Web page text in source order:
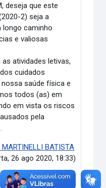
deseja que este
2) seja a
longo caminho
e valiosas
atividades letivas,
cuidados
saúde física e
todos (as) em
em vista os riscos
pela
MARTINELLI BATISTA
26 ago 2020, 18:33)
Link direto